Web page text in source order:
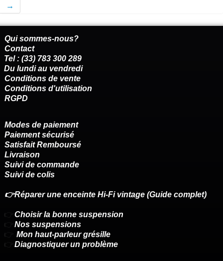
→
Qui sommes-nous?
Contact
Tel : (33) 783 300 289
Du lundi au vendredi
Conditions de vente
Conditions d'utilisation
RGPD
Modes de paiement
Paiement sécurisé
Satisfait Remboursé
Livraison
Suivi de commande
Suivi de colis
👉Réparer une enceinte Hi-Fi vintage (Guide complet)
👉 Choisir la bonne suspension
👉 Nos suspensions
👉 Mon haut-parleur grésille
👉 Diagnostiquer un problème